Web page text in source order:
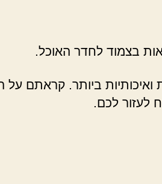
בצמוד לחדר האוכל.
ואיכותיות ביותר. קראתם
לעזור לכם.